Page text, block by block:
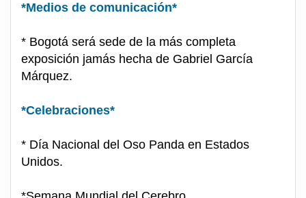
*Medios de comunicación*
* Bogotá será sede de la más completa
exposición jamás hecha de Gabriel García
Márquez.
*Celebraciones*
* Día Nacional del Oso Panda en Estados
Unidos.